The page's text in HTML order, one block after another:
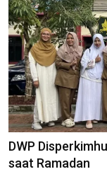
DWP
saat Ramadan